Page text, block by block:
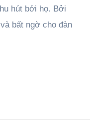
hút bởi họ. Bởi
bất ngờ cho đàn